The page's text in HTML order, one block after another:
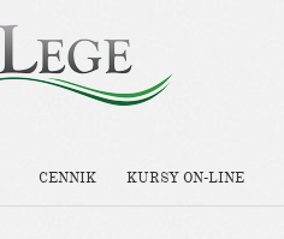
CENNIK KURSY ON-LINE